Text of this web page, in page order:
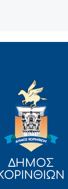
ΔΗΜΟΣ